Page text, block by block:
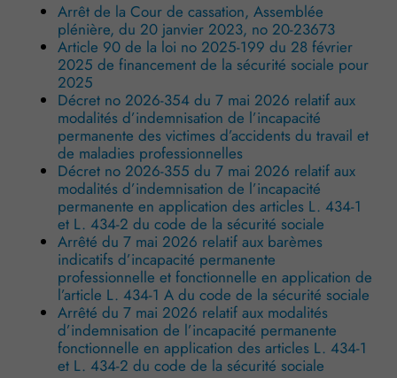
Arrêt de la Cour de cassation, Assemblée
plénière, du 20 janvier 2023, no 20-23673
Article 90 de la loi no 2025-199 du 28 février
2025 de financement de la sécurité sociale pour
2025
Décret no 2026-354 du 7 mai 2026 relatif aux
modalités d’indemnisation de l’incapacité
permanente des victimes d’accidents du travail et
de maladies professionnelles
Décret no 2026-355 du 7 mai 2026 relatif aux
modalités d’indemnisation de l’incapacité
permanente en application des articles L. 434-1
et L. 434-2 du code de la sécurité sociale
Arrêté du 7 mai 2026 relatif aux barèmes
indicatifs d’incapacité permanente
professionnelle et fonctionnelle en application de
l’article L. 434-1 A du code de la sécurité sociale
Arrêté du 7 mai 2026 relatif aux modalités
d’indemnisation de l’incapacité permanente
fonctionnelle en application des articles L. 434-1
et L. 434-2 du code de la sécurité sociale